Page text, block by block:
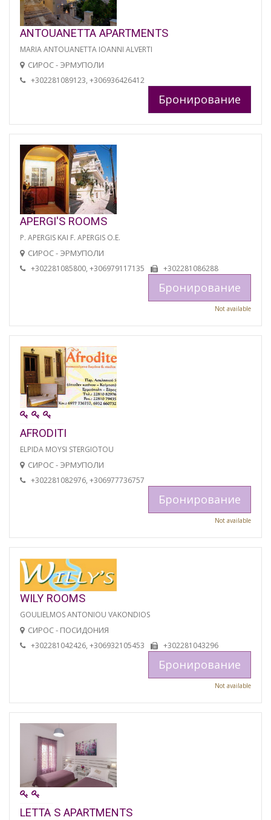
ANTOUANETTA APARTMENTS
MARIA ANTOUANETTA IOANNI ALVERTI
СИРОС - ЭРМУПОЛИ
+302281089123, +306936426412
Бронирование
APERGI'S ROOMS
P. APERGIS KAI F. APERGIS O.E.
СИРОС - ЭРМУПОЛИ
+302281085800, +306979117135 +302281086288
Бронирование
Not available
AFRODITI
ELPIDA MOYSI STERGIOTOU
СИРОС - ЭРМУПОЛИ
+302281082976, +306977736757
Бронирование
Not available
WILY ROOMS
GOULIELMOS ANTONIOU VAKONDIOS
СИРОС - ПОСИДОНИЯ
+302281042426, +306932105453 +302281043296
Бронирование
Not available
LETTA S APARTMENTS